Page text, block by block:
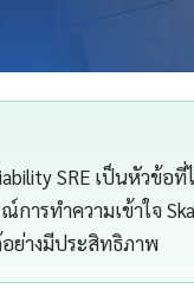
SRE เป็นหัวข้
ารทำความเข้าใจ
ย่างมีประสิทธิภาพ